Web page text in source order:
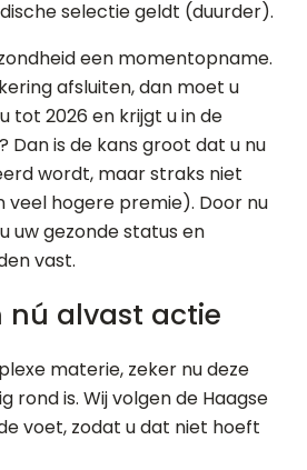
selectie geldt (duurder).
een momentopname.
afsluiten, dan moet u
tot 2026 en krijgt u in de
Dan is de kans groot dat u nu
wordt, maar straks niet
veel hogere premie). Door nu
uw gezonde status en
vast.
nú alvast actie
materie, zeker nu deze
rond is. Wij volgen de Haagse
voet, zodat u dat niet hoeft